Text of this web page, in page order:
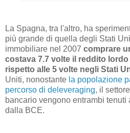
La Spagna, tra l'altro, ha
più grande di quella degli Stati
immobiliare nel 2007 comprare
costava 7.7 volte il reddito
rispetto alle 5 volte negli Stati
Uniti, nonostante la popolazione
percorso di deleveraging, il
bancario vengono entrambi tenuti
dalla BCE.